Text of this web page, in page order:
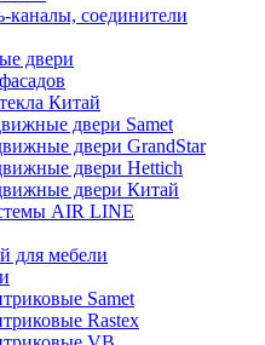
соединители
двери
Китай
двери Samet
двери GrandStar
двери Hettich
двери Китай
AIR LINE
для мебели
Samet
Rastex